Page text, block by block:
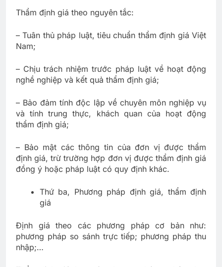
Thẩm định giá theo nguyên tắc:
– Tuân thủ pháp luật, tiêu chuẩn thẩm định giá Việt
Nam;
– Chịu trách nhiệm trước pháp luật về hoạt động
nghề nghiệp và kết quả thẩm định giá;
– Bảo đảm tính độc lập về chuyên môn nghiệp vụ
và tính trung thực, khách quan của hoạt động
thẩm định giá;
– Bảo mật các thông tin của đơn vị được thẩm
định giá, trừ trường hợp đơn vị được thẩm định giá
đồng ý hoặc pháp luật có quy định khác.
Thứ ba, Phương pháp định giá, thẩm định
giá
Định giá theo các phương pháp cơ bản như:
phương pháp so sánh trực tiếp; phương pháp thu
nhập;…